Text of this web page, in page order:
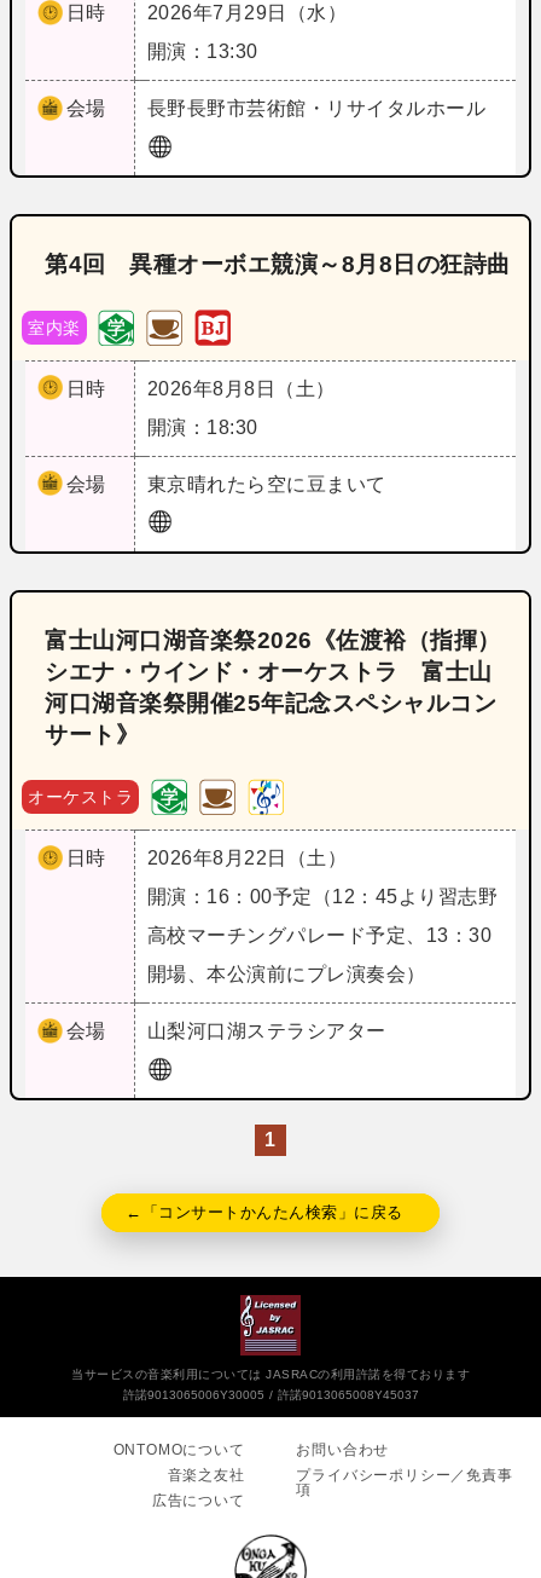
日時
2026年7月29日（水）
開演：13:30
会場 長野長野市芸術館・リサイタルホール
第4回 異種オーボエ競演～8月8日の狂詩曲
室内楽
日時
2026年8月8日（土）
開演：18:30
会場 東京晴れたら空に豆まいて
富士山河口湖音楽祭2026《佐渡裕（指揮）
シエナ・ウインド・オーケストラ 富士山
河口湖音楽祭開催25年記念スペシャルコン
サート》
オーケストラ
日時
2026年8月22日（土）
開演：16：00予定（12：45より習志野
高校マーチングパレード予定、13：30
開場、本公演前にプレ演奏会）
会場 山梨河口湖ステラシアター
1
←「コンサートかんたん検索」に戻る
当サービスの音楽利用については JASRACの利用許諾を得ております
許諾9013065006Y30005
許諾9013065008Y45037
ONTOMOについて
音楽之友社
広告について
お問い合わせ
プライバシーポリシー／免責事
項